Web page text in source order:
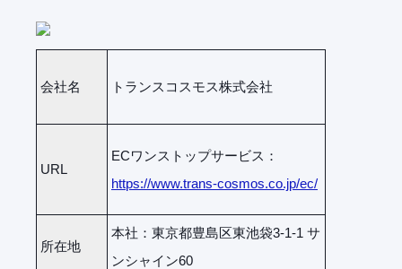
会社名 トランスコスモス株式会社
URL
ECワンストップサービス：
https://www.trans-cosmos.co.jp/ec/
所在地
本社：東京都豊島区東池袋3-1-1 サ
ンシャイン60